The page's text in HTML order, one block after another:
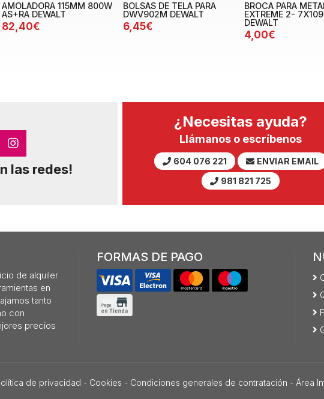
AMOLADORA 115MM 800W
AS+RA DEWALT
82,40€
BOLSAS DE TELA PARA
DWV902M DEWALT
6,45€
BROCA PARA
EXTREME 2-
DEWALT
4,00€
las redes!
¿Necesitas ayuda?
Llámanos o escríbenos
604 076 221
ENVIAR EMAIL
981 821 725
de alquiler
en
tanto
con
precios
FORMAS DE PAGO
de privacidad - Cookies - Condiciones generales de contratación - Área